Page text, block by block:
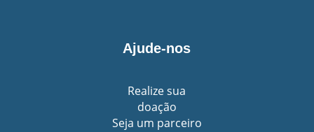
Ajude-nos
Realize sua
doação
Seja um parceiro